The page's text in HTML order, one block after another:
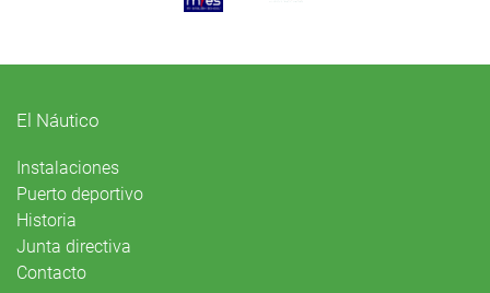
El Náutico
Instalaciones
Puerto deportivo
Historia
Junta directiva
Contacto